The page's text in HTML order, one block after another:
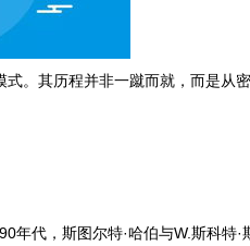
。其历程并非一蹴而就，而是从
代，斯图尔特·哈伯与W.斯科特